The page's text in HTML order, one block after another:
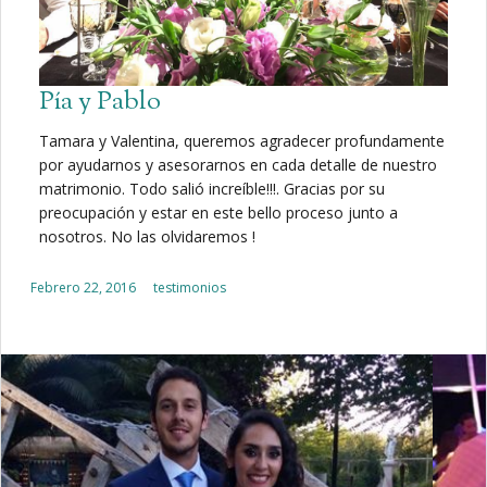
Pía y Pablo
Tamara y Valentina, queremos agradecer profundamente
por ayudarnos y asesorarnos en cada detalle de nuestro
matrimonio. Todo salió increíble!!!. Gracias por su
preocupación y estar en este bello proceso junto a
nosotros. No las olvidaremos !
Posted on
Febrero 22, 2016 testimonios